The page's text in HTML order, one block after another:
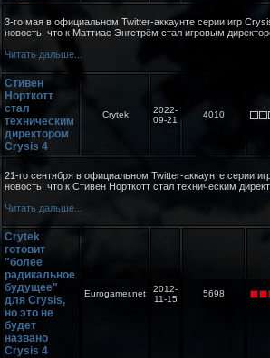
3-го мая в официальном Twitter-аккаунте серии игр
новость, что к Маттиас Энгстрём стал игровым
Читать дальше...
Стивен
Норткотт
стал
техническим
директором
Crysis 4
Crytek
2022-
09-21
4010
21-го сентября в официальном Twitter-аккаунте серии
новость, что к Стивен Норткотт стал техническим
Читать дальше...
Crytek
готовит
"более
радикальное
будущее"
для Crysis,
но это не
будет
названо
Crysis 4
Eurogamer.net
2012-
11-15
5698